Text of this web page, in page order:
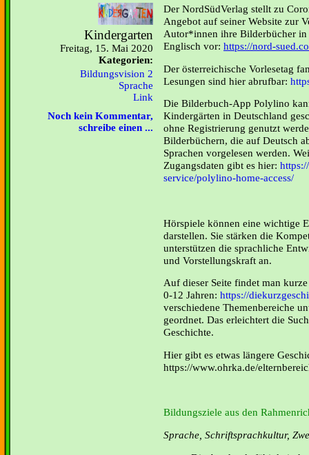
Kindergarten
Freitag, 15. Mai 2020
Kategorien:
Bildungsvision 2
Sprache
Link
Noch kein Kommentar,
schreibe einen ...
Der NordSüdVerlag stellt zu
Angebot auf seiner Website zur
Autor*innen ihre Bilderbücher in
Englisch vor: https://nord-
Der österreichische Vorlesetag
Lesungen sind hier abrufbar:
Die Bilderbuch-App Polylino
Kindergärten in Deutschland
ohne Registrierung genutzt
Bilderbüchern, die auf Deutsch
Sprachen vorgelesen werden.
Zugangsdaten gibt es hier:
service/polylino-home-access/
Hörspiele können eine wichtige
darstellen. Sie stärken die
unterstützen die sprachliche
und Vorstellungskraft an.
Auf dieser Seite findet man
0-12 Jahren: https://
verschiedene Themenbereiche
geordnet. Das erleichtert die
Geschichte.
Hier gibt es etwas längere
https://www.ohrka.de/
Bildungsziele aus den
Sprache, Schriftsprachkultur,